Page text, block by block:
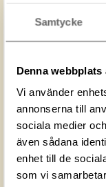
Samtycke
Denna
Vi använder
annonserna till
sociala medier
även sådana
enhet till de
som vi
Mediatyp
ID‑nummer
Fotograf